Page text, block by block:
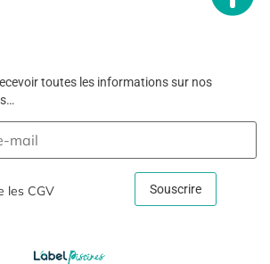
toutes les informations sur nos
les CGV